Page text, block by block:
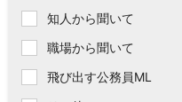
知人から聞いて
職場から聞いて
飛び出す公務員ML